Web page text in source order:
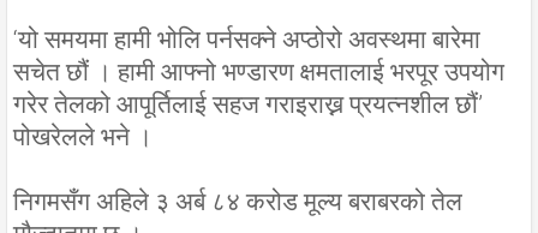
‘यो समयमा हामी भोलि पर्नसक्ने अप्ठोरो अवस्थमा बारेमा
सचेत छौं । हामी आफ्नो भण्डारण क्षमतालाई भरपूर उपयोग
गरेर तेलको आपूर्तिलाई सहज गराइराख्न प्रयत्नशील छौं’
पोखरेलले भने ।
निगमसँग अहिले ३ अर्ब ८४ करोड मूल्य बराबरको तेल